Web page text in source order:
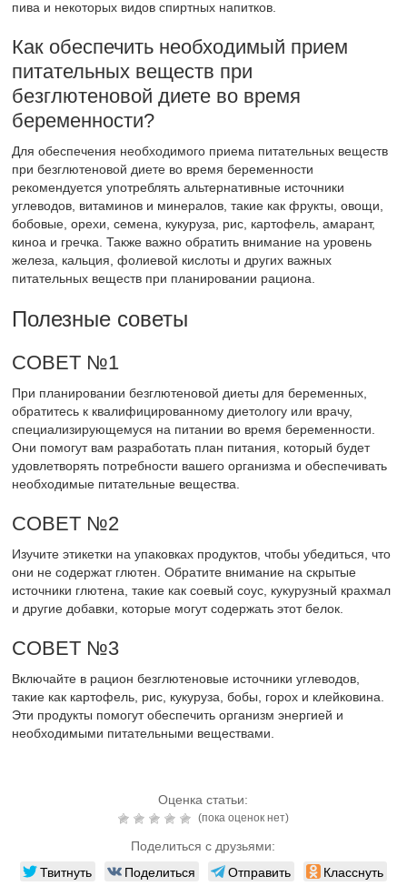
пива и некоторых видов спиртных напитков.
Как обеспечить необходимый прием
питательных веществ при
безглютеновой диете во время
беременности?
Для обеспечения необходимого приема питательных веществ
при безглютеновой диете во время беременности
рекомендуется употреблять альтернативные источники
углеводов, витаминов и минералов, такие как фрукты, овощи,
бобовые, орехи, семена, кукуруза, рис, картофель, амарант,
киноа и гречка. Также важно обратить внимание на уровень
железа, кальция, фолиевой кислоты и других важных
питательных веществ при планировании рациона.
Полезные советы
СОВЕТ №1
При планировании безглютеновой диеты для беременных,
обратитесь к квалифицированному диетологу или врачу,
специализирующемуся на питании во время беременности.
Они помогут вам разработать план питания, который будет
удовлетворять потребности вашего организма и обеспечивать
необходимые питательные вещества.
СОВЕТ №2
Изучите этикетки на упаковках продуктов, чтобы убедиться, что
они не содержат глютен. Обратите внимание на скрытые
источники глютена, такие как соевый соус, кукурузный крахмал
и другие добавки, которые могут содержать этот белок.
СОВЕТ №3
Включайте в рацион безглютеновые источники углеводов,
такие как картофель, рис, кукуруза, бобы, горох и клейковина.
Эти продукты помогут обеспечить организм энергией и
необходимыми питательными веществами.
Оценка статьи:
(пока оценок нет)
Поделиться с друзьями:
Твитнуть Поделиться Отправить Класснуть